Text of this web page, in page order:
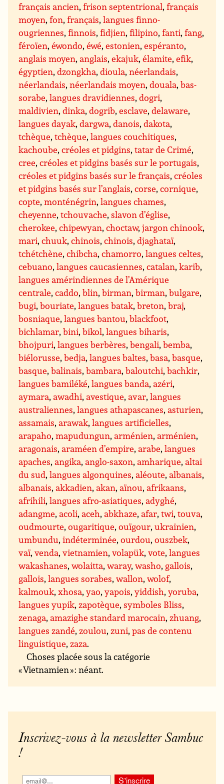
français ancien,frison septentrional,français
moyen,fon,français,langues finno-
ougriennes,finnois,fidjien,filipino,fanti,fang,
féroïen,éwondo,éwé,estonien,espéranto,
anglais moyen,anglais,ekajuk,élamite,efik,
égyptien,dzongkha,dioula,néerlandais,
néerlandais,néerlandais moyen,douala,bas-
sorabe,langues dravidiennes,dogri,
maldivien,dinka,dogrib,esclave,delaware,
langues dayak,dargwa,danois,dakota,
tchèque,tchèque,langues couchitiques,
kachoube,créoles et pidgins,tatar de Crimé,
cree,créoles et pidgins basés sur le portugais,
créoles et pidgins basés sur le français,créoles
et pidgins basés sur l’anglais,corse,cornique,
copte,monténégrin,langues chames,
cheyenne,tchouvache,slavon d’église,
cherokee,chipewyan,choctaw,jargon chinook,
mari,chuuk,chinois,chinois,djaghataï,
tchétchène,chibcha,chamorro,langues celtes,
cebuano,langues caucasiennes,catalan,karib,
langues amérindiennes de l’Amérique
centrale,caddo,blin,birman,birman,bulgare,
bugi,bouriate,langues batak,breton,braj,
bosniaque,langues bantou,blackfoot,
bichlamar,bini,bikol,langues biharis,
bhojpuri,langues berbères,bengali,bemba,
biélorusse,bedja,langues baltes,basa,basque,
basque,balinais,bambara,baloutchi,bachkir,
langues bamiléké,langues banda,azéri,
aymara,awadhi,avestique,avar,langues
australiennes,langues athapascanes,asturien,
assamais,arawak,langues artificielles,
arapaho,mapudungun,arménien,arménien,
aragonais,araméen d’empire,arabe,langues
apaches,angika,anglo-saxon,amharique,altai
du sud,langues algonquines,aléoute,albanais,
albanais,akkadien,akan,aïnou,afrikaans,
afrihili,langues afro-asiatiques,adyghé,
adangme,acoli,aceh,abkhaze,afar,twi,touva,
oudmourte,ougaritique,ouïgour,ukrainien,
umbundu,indéterminée,ourdou,ouszbek,
vaï,venda,vietnamien,volapük,vote,langues
wakashanes,wolaitta,waray,washo, gallois,
gallois,langues sorabes,wallon,wolof,
kalmouk,xhosa,yao,yapois,yiddish,yoruba,
langues yupik,zapotèque,symboles Bliss,
zenaga,amazighe standard marocain,zhuang,
langues zandé,zoulou,zuni,pas de contenu
linguistique,zaza.
Choses placée sous la catégorie
« Vietnamien » : néant.
Inscrivez-vous à la newsletter Sambuc
!